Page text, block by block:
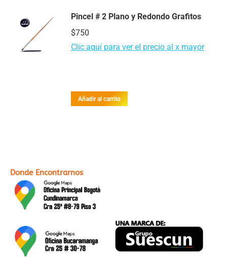
Pincel # 2 Plano y Redondo Grafitos
$750
Clic aquí para ver el precio al x mayor
Añadir al carrito
Donde Encontrarnos